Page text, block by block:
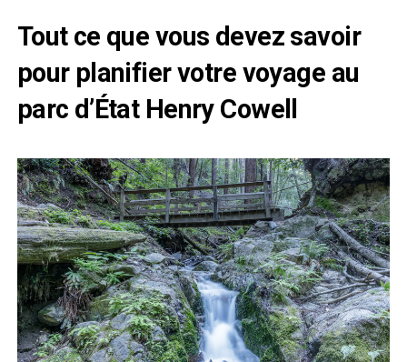
Tout ce que vous devez savoir
pour planifier votre voyage au
parc d’État Henry Cowell